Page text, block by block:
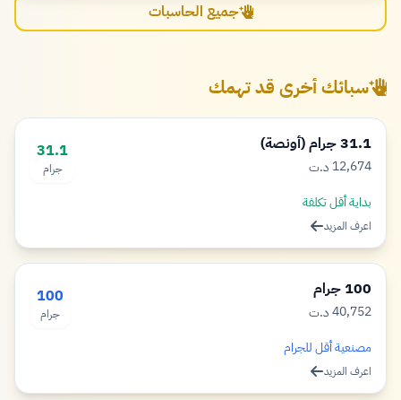
جميع الحاسبات
سبائك أخرى قد تهمك
31.1 جرام (أونصة)
12,674 دينار
د.ت
31.1
جرام
بداية أقل تكلفة
اعرف المزيد
100 جرام
40,752دينار
د.ت
100
جرام
مصنعية أقل للجرام
اعرف المزيد